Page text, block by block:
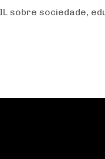
sobre sociedade,